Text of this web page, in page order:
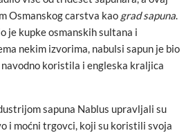
Osmanskog carstva kao grad sapuna.
je kupke osmanskih sultana i
nekim izvorima, nabulsi sapun je bio
koristila i engleska kraljica
sapuna Nablus upravljali su
i moćni trgovci, koji su koristili svoja